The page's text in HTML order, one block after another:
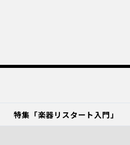
特集「楽器リスタート入門」